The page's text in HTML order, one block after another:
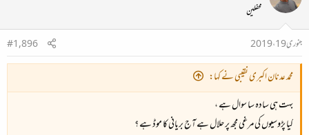
محفلین
جنوری 19، 2019
#1,896
محمد عدنان اکبری نقیبی نے کہا:
بہت ہی سادہ سا سوال ہے ،
کیا پڑوسیوں کی مرغی مجھ پر حلال ہے آج بریانی کا موڈ ہے ؟